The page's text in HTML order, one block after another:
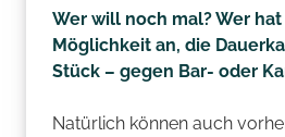
Wer will noch mal? Wer
Möglichkeit an, die
Stück – gegen Bar- oder
Natürlich können auch